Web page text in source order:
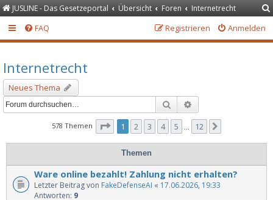
JUSLINE - Das Gesetzeportal Übersicht Foren Internetrecht
FAQ Anmelden
Registrieren
Internetrecht
Neues Thema
Suche
578 Themen Seite 1von 12
1 2 3 4 5 12
Themen
Ware online bezahlt! Zahlung nicht erhalten?
Letzter Beitrag von FakeDefenseAI « 17.06.2026, 19:33
Antworten: 9